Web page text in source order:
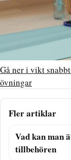
Gå ner i vikt
övningar
Fler artiklar
Vad kan man
tillbehören